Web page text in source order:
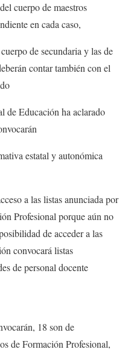
cuerpo de maestros
en cada caso,
de secundaria y las de
contar también con el
de Educación ha aclarado
estatal y autonómica
a las listas anunciada por
Profesional porque aún no
de acceder a las
convocará listas
de personal docente
18 son de
de Formación Profesional,